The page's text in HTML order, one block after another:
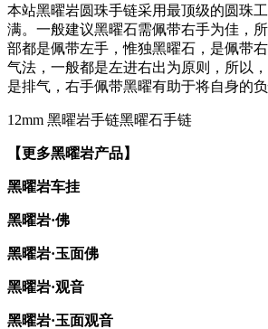
本站黑曜岩圆珠手链采用最顶级的圆珠
满。一般建议黑曜石需佩带右手为佳，
部都是佩带左手，惟独黑曜石，是佩带
气法，一般都是左进右出为原则，所以
是排气，右手佩带黑曜有助于将自身的负
12mm 黑曜岩手链黑曜石手链
【更多黑曜岩产品】
黑曜岩车挂
黑曜岩·佛
黑曜岩·玉面佛
黑曜岩·观音
黑曜岩·玉面观音